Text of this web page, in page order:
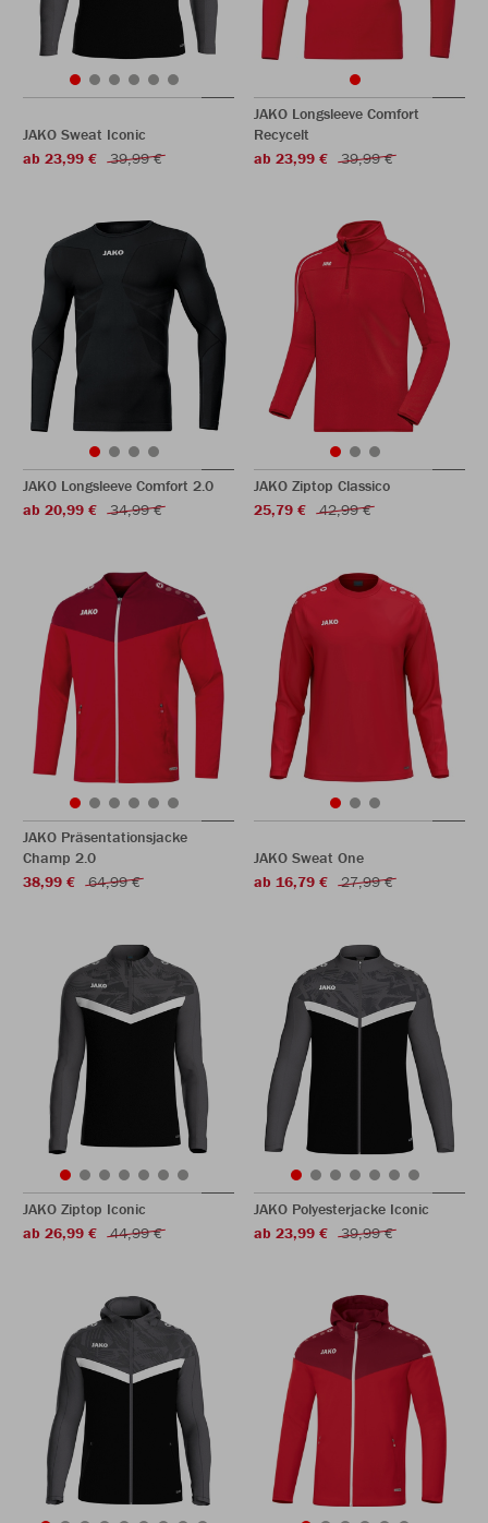
JAKO Sweat Iconic
ab 23,99 €
39,99 €
JAKO Longsleeve Comfort
Recycelt
ab 23,99 €
39,99 €
JAKO Longsleeve Comfort 2.0
ab 20,99 €
34,99 €
JAKO Ziptop Classico
25,79 €
42,99 €
JAKO Präsentationsjacke
Champ 2.0
38,99 €
64,99 €
JAKO Sweat One
ab 16,79 €
27,99 €
JAKO Ziptop Iconic
ab 26,99 €
44,99 €
JAKO Polyesterjacke Iconic
ab 23,99 €
39,99 €